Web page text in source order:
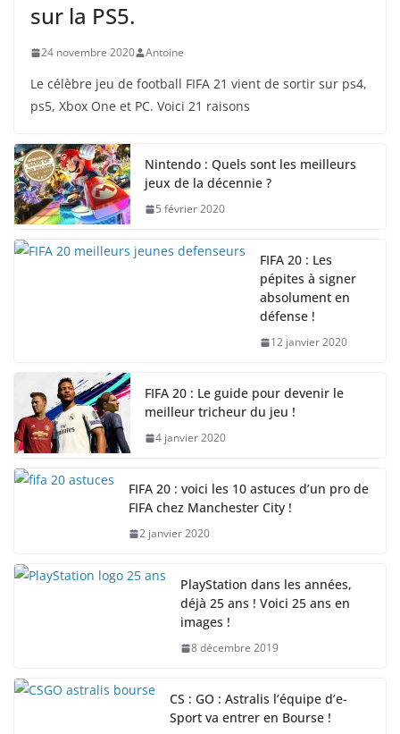
sur la PS5.
24 novembre 2020 Antoine
Le célèbre jeu de football FIFA 21 vient de sortir sur ps4,
ps5, Xbox One et PC. Voici 21 raisons
Nintendo : Quels sont les meilleurs
jeux de la décennie ?
5 février 2020
FIFA 20 : Les
pépites à signer
absolument en
défense !
12 janvier 2020
FIFA 20 : Le guide pour devenir le
meilleur tricheur du jeu !
4 janvier 2020
FIFA 20 : voici les 10 astuces d’un pro de
FIFA chez Manchester City !
2 janvier 2020
PlayStation dans les années,
déjà 25 ans ! Voici 25 ans en
images !
8 décembre 2019
CS : GO : Astralis l’équipe d’e-
Sport va entrer en Bourse !